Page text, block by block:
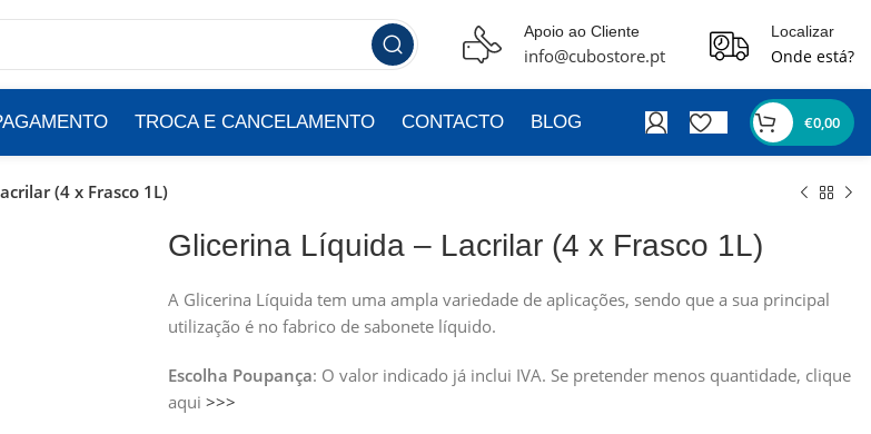
Apoio ao Cliente
info@cubostore.pt
Localizar
Onde está?
TROCA E CANCELAMENTO CONTACTO BLOG €0,00
(4 x Frasco 1L)
Glicerina Líquida – Lacrilar (4 x Frasco 1L)
A Glicerina Líquida tem uma ampla variedade de aplicações, sendo que a sua principal
utilização é no fabrico de sabonete líquido.
Escolha Poupança: O valor indicado já inclui IVA. Se pretender menos quantidade, clique
aqui >>>